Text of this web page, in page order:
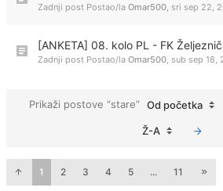
Zadnji post Postao/la Omar500, sri sep 22,
[ANKETA] 08. kolo PL - FK
Zadnji post Postao/la Omar500, sub sep 18,
Prikaži postove “stare” Od početka
Ž-A
1 2 3 4 5 ... 11